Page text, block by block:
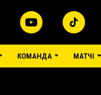
КОМАНДА МАТЧІ